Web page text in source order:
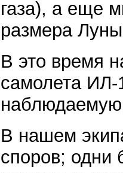
газа), а еще
размера
В это время
самолета
наблюдаемую
В нашем
споров; одни